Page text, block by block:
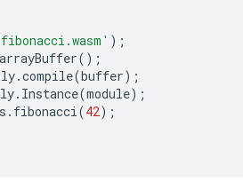
);
arrayBuffer();
.compile(buffer);
. Instance(module);
. fibonacci(42);